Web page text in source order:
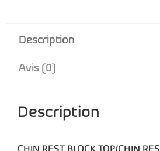
Description
Avis (0)
Description
CHIN REST BLOCK TOP/CHIN